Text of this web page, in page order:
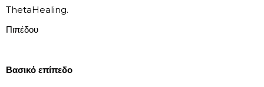
ThetaHealing.
Πιπέδου
Βασικό επίπεδο